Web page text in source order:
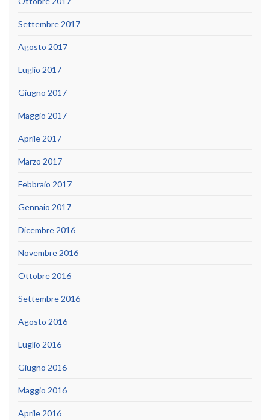
Settembre 2017
Agosto 2017
Luglio 2017
Giugno 2017
Maggio 2017
Aprile 2017
Marzo 2017
Febbraio 2017
Gennaio 2017
Dicembre 2016
Novembre 2016
Ottobre 2016
Settembre 2016
Agosto 2016
Luglio 2016
Giugno 2016
Maggio 2016
Aprile 2016